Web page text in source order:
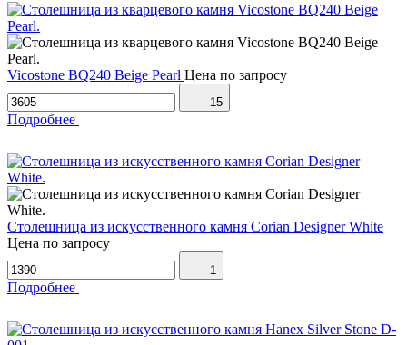
Vicostone BQ240 Beige Pearl Цена по запросу
15
Подробнее
Столешница из искусственного камня Corian Designer White
Цена по запросу
1
Подробнее